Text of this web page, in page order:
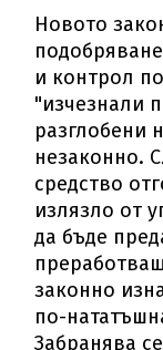
Новото
и контрол
"изчезнали
разглобени
незаконно.
средство
излязло от
да бъде
законно
по-
Забранява